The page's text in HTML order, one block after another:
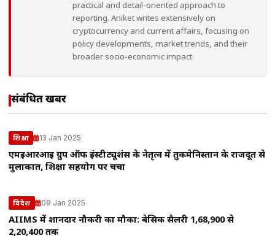
practical and detail-oriented approach to
reporting. Aniket writes extensively on
cryptocurrency and current affairs, focusing on
policy developments, market trends, and their
broader socio-economic impact.
संबंधित खबरें
शिक्षा 13 Jan 2025
एमईआरआई ग्रुप ऑफ इंस्टीट्यूशंस के नेतृत्व में तुर्कमेनिस्तान के राजदूत से
मुलाकात, शिक्षा सहयोग पर चर्चा
विदेश 09 Jan 2025
AIIMS में शानदार नौकरी का मौका: बेसिक सैलरी ₹1,68,900 से
₹2,20,400 तक